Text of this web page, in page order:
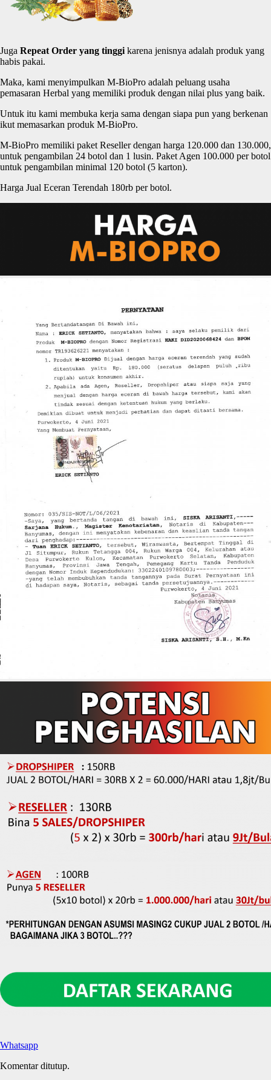
Juga Repeat Order yang tinggi karena jenisnya adalah produk yang
habis pakai.
Maka, kami menyimpulkan M-BioPro adalah peluang usaha
pemasaran Herbal yang memiliki produk dengan nilai plus yang baik.
Untuk itu kami membuka kerja sama dengan siapa pun yang berkenan
ikut memasarkan produk M-BioPro.
M-BioPro memiliki paket Reseller dengan harga 120.000 dan 130.000,
untuk pengambilan 24 botol dan 1 lusin. Paket Agen 100.000 per botol
untuk pengambilan minimal 120 botol (5 karton).
Harga Jual Eceran Terendah 180rb per botol.
Whatsapp
Komentar ditutup.